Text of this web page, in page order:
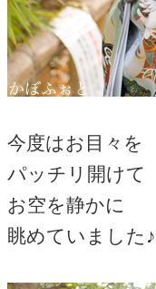
今度はお目々を
パッチリ開けて
お空を静かに
眺めていました♪